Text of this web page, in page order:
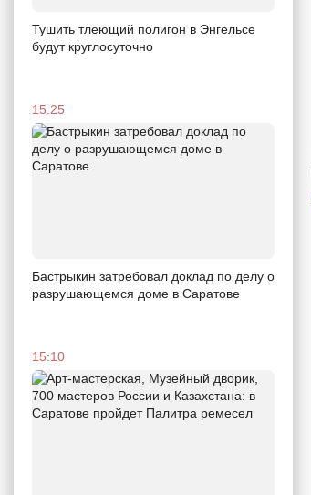
Тушить тлеющий полигон в Энгельсе
будут круглосуточно
15:25
Бастрыкин затребовал доклад по делу о
разрушающемся доме в Саратове
15:10